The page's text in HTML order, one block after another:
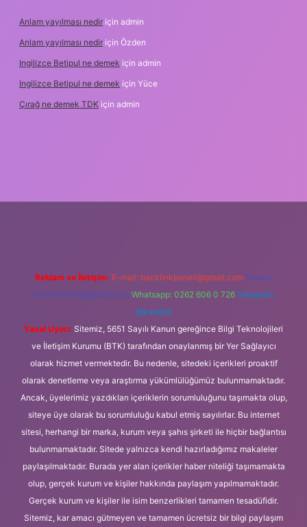
Anlam yayılması nedir için admin
Anlam yayılması nedir için Özden
Ingilizce Betipul ne demek için admin
Ingilizce Betipul ne demek için Yüce
Çırağ ne demek TDK için admin
Reklam ve İletişim: E-mail: backlinkpaneli@gmail.com Teams:
forumhizmeti@gmail.com Whatsapp: 0262 606 0 726 Telegram:
@karabul
Yasal Uyarı: Sitemiz, 5651 Sayılı Kanun gereğince Bilgi Teknolojileri
ve İletişim Kurumu (BTK) tarafından onaylanmış bir Yer Sağlayıcı
olarak hizmet vermektedir. Bu nedenle, sitedeki içerikleri proaktif
olarak denetleme veya araştırma yükümlülüğümüz bulunmamaktadır.
Ancak, üyelerimiz yazdıkları içeriklerin sorumluluğunu taşımakta olup,
siteye üye olarak bu sorumluluğu kabul etmiş sayılırlar. Bu internet
sitesi, herhangi bir marka, kurum veya şahıs şirketi ile hiçbir bağlantısı
bulunmamaktadır. Sitede yalnızca kendi hazırladığımız makaleler
paylaşılmaktadır. Burada yer alan içerikler haber niteliği taşımamakta
olup, gerçek kurum ve kişiler hakkında paylaşım yapılmamaktadır.
Gerçek kurum ve kişiler ile isim benzerlikleri tamamen tesadüfidir.
Sitemiz, kar amacı gütmeyen ve tamamen ücretsiz bir bilgi paylaşım